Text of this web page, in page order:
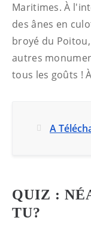
Maritimes. À
des ânes en
broyé du
autres
tous les goûts !
A
QUIZ :
TU?